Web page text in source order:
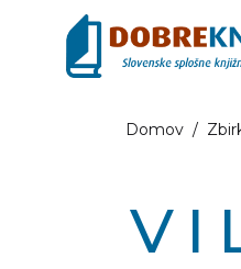
Domov /